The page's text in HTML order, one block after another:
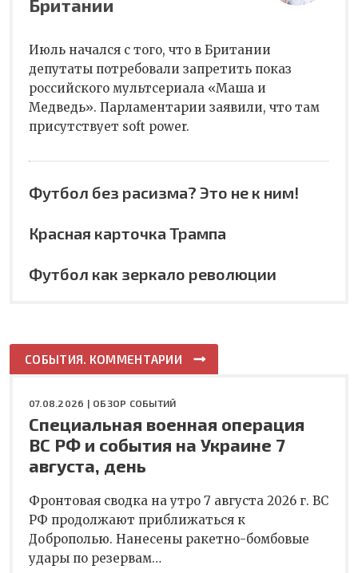
Британии
Июль начался с того, что в Британии
депутаты потребовали запретить показ
российского мультсериала «Маша и
Медведь». Парламентарии заявили, что там
присутствует soft power.
Футбол без расизма? Это не к ним!
Красная карточка Трампа
Футбол как зеркало революции
СОБЫТИЯ. КОММЕНТАРИИ
07.08.2026 | ОБЗОР СОБЫТИЙ
Специальная военная операция
ВС РФ и события на Украине 7
августа, день
Фронтовая сводка на утро 7 августа 2026 г. ВС
РФ продолжают приближаться к
Доброполью. Нанесены ракетно-бомбовые
удары по резервам…